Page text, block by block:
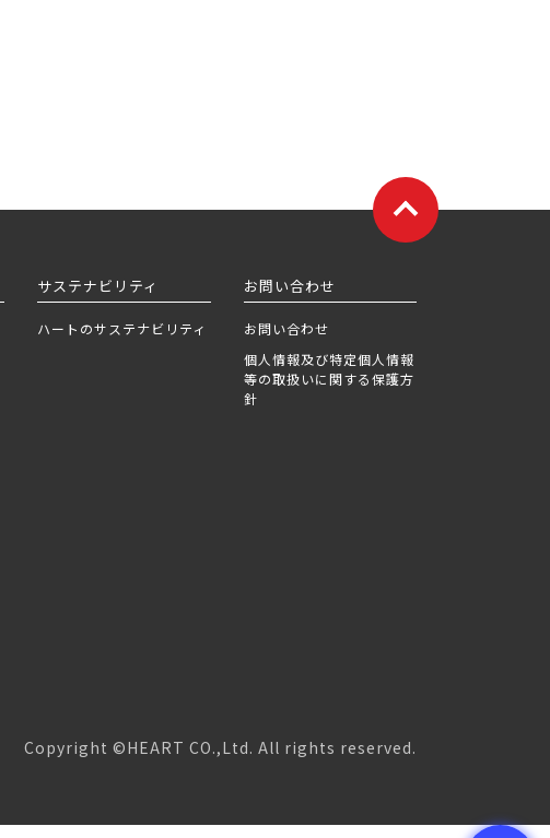
サステナビリティ
ハートのサステナビリティ
お問い合わせ
お問い合わせ
個人情報及び特定個人情報
等の取扱いに関する保護方
針
Copyright ©HEART CO.,Ltd. All rights reserved.